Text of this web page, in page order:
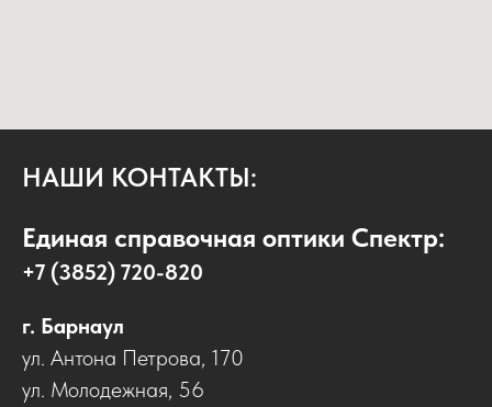
НАШИ КОНТАКТЫ:
Единая справочная оптики Спектр:
+7 (3852) 720-820
г. Барнаул
ул. Антона Петрова, 170
ул. Молодежная, 56